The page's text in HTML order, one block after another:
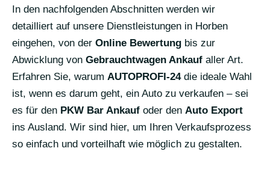
In den nachfolgenden Abschnitten werden wir
detailliert auf unsere Dienstleistungen in Horben
eingehen, von der Online Bewertung bis zur
Abwicklung von Gebrauchtwagen Ankauf aller Art.
Erfahren Sie, warum AUTOPROFI-24die ideale Wahl
ist, wenn es darum geht, ein Auto zu verkaufen – sei
es für den PKW Bar Ankauf oder den Auto Export
ins Ausland. Wir sind hier, um Ihren Verkaufsprozess
so einfach und vorteilhaft wie möglich zu gestalten.